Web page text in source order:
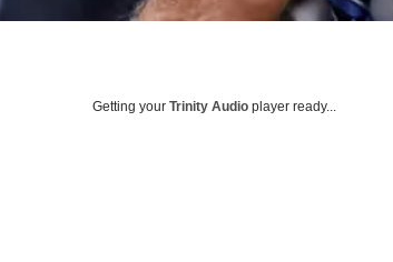
Getting yourTrinity Audio player ready...